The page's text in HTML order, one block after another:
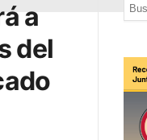
a
del